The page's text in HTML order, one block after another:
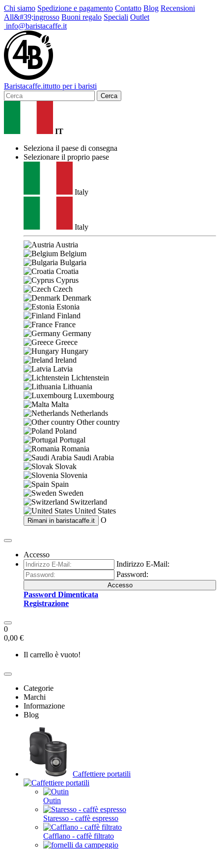
Chi siamo Spedizione e pagamento Contatto Blog Recensioni
All&#39;ingrosso Buoni regalo Speciali Outlet
info@baristacaffe.it
Baristacaffe.ittutto per i baristi
Cerca
IT
Seleziona il paese di consegna
Selezionare il proprio paese
Italy
Italy
Austria
Belgium
Bulgaria
Croatia
Cyprus
Czech
Denmark
Estonia
Finland
France
Germany
Greece
Hungary
Ireland
Latvia
Lichtenstein
Lithuania
Luxembourg
Malta
Netherlands
Other country
Poland
Portugal
Romania
Saudi Arabia
Slovak
Slovenia
Spain
Sweden
Switzerland
United States
Rimani in baristacaffe.it O
Accesso
Indirizzo E-Mail:
Password:
Accesso
Password Dimenticata
Registrazione
0
0,00 €
Il carrello è vuoto!
Categorie
Marchi
Informazione
Blog
Caffettiere portatili
Outin
Staresso - caffè espresso
Cafflano - caffè filtrato